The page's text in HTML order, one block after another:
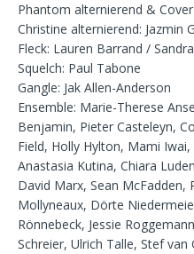
Phantom alternierend &
Christine alternierend: Jazmin
Fleck: Lauren Barrand /
Squelch: Paul Tabone
Gangle: Jak Allen-Anderson
Ensemble: Marie-Therese
Benjamin, Pieter Casteleyn,
Field, Holly Hylton, Mami
Anastasia Kutina, Chiara
David Marx, Sean McFadden,
Mollyneaux, Dörte
Rönnebeck, Jessie
Schreier, Ulrich Talle, Stef van